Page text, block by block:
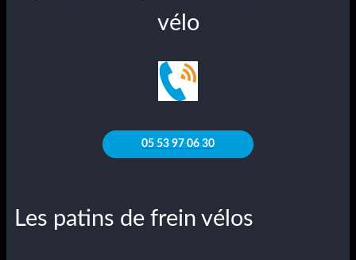
vélo
05 53 97 06 30
Les patins de frein vélos